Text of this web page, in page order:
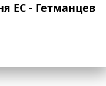
ЕС - Гетманцев